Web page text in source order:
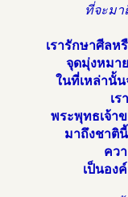
ที่จะมา
เรารักษาศีลห
จุดมุ่งหมา
ในที่เหล่านั้น
เร
พระพุทธเจ้า
มาถึงชาติ
คว
เป็นอง